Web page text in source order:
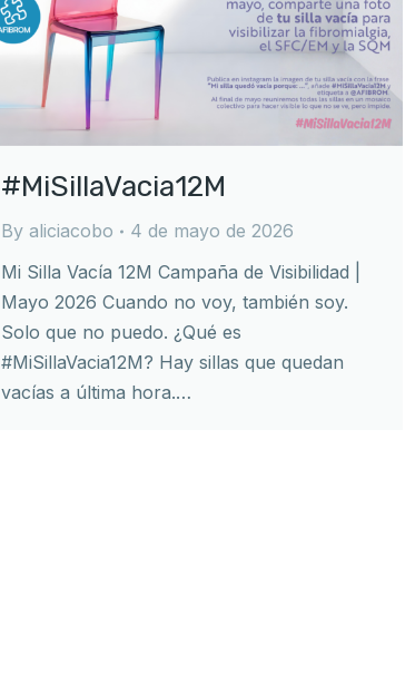
#MiSillaVacia12M
By aliciacobo
4 de mayo de 2026
Mi Silla Vacía 12M Campaña de Visibilidad |
Mayo 2026 Cuando no voy, también soy.
Solo que no puedo. ¿Qué es
#MiSillaVacia12M? Hay sillas que quedan
vacías a última hora.…